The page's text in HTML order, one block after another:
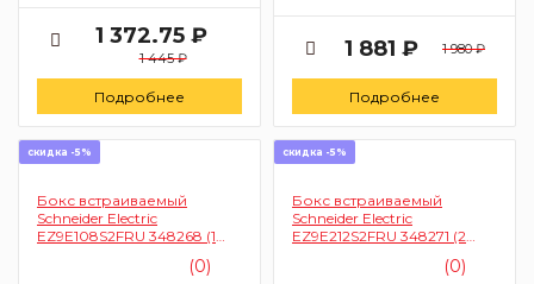
1 372.75 ₽
1 445 ₽
Подробнее
1 881 ₽ 1 980 ₽
Подробнее
скидка -5%
Бокс встраиваемый
Schneider Electric
EZ9E108S2FRU 348268 (1
(0)
скидка -5%
Бокс встраиваемый
Schneider Electric
EZ9E212S2FRU 348271 (2
(0)